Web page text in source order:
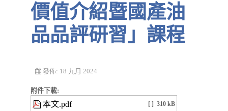
價值介紹暨國產油
品品評研習」課程
發佈: 18 九月 2024
附件下載:
本文.pdf [ ] 310 kB